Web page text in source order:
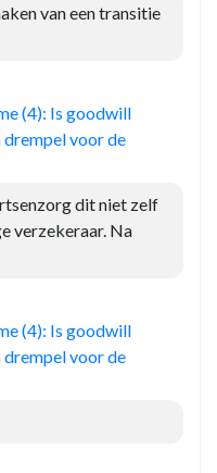
van een transitie
(4): Is goodwill
voor de
dit niet zelf
verzekeraar. Na
(4): Is goodwill
voor de